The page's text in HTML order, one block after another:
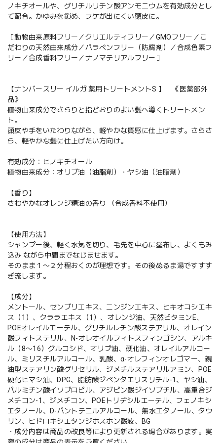
ノキチオールや、グリチルリチン酸アンモ二ウムを有効成分とし
て配合。かゆみを鎖め、フケが出にくい頭皮に。
［動物由来原料フリー／クリエルティフリー／GMOフリー／こ
だわりの天然由来成分／パラベンフリー（防腐剤）／合成色素フ
リー／合成香料フリー／ナノマテリアルフリー］
【ナンバースリー イルガ 薬用トリートメントS 】 《医薬部外
品》
植物由来成分でさらりと指どおりのよい髪へ導くトリートメン
ト。
頭皮や手をいたわりながら、軽やかな質感に仕上げます。さらさ
ら、軽やかな髪に仕上げたい方向け。
有効成分：ヒノキチオール
植物由来成分：オリブ油（油脂剤）・ヤシ油（油脂剤）
【香り】
さわやかなオレンジ精油の香り （合成香料不使用）
【使用方法】
シャンプー後、軽く水気を切り、毛先を中心に塗布し、よくもみ
込み ながら中間までなじませます。
そのまま１〜２分程おくのが理想です。その後ぬるま湯ですすす
ぎ流します。
【成分】
メントール、センブリエキス、ニンジンエキス、ヒキオコシエキ
ス（1）、クララエキス（1）、オレンジ油、天然ビタミンE、
POEオレイルエーテル、グリチルレチン酸ステアリル、オレイン
酸フィトステリル、N-オレオイルフィトスフィンゴシン、アルキ
ル（8〜16）グルコシド、オリブ油、硬化油、オレイルアルコー
ル、ミリスチルアルコール、乳酸、α-オレフィンオレゴマー、親
油型ステアリン酸グリセリル、ジメチルステアリルアミン、POE
硬化ヒマシ油、DPG、脂肪酸ジペンタエリスリチル-1、ヤシ油、
パルミチン酸イソプロピル、アジピン酸ジイソブチル、高重合ジ
メチコン-1、ジメチコン、POEトリデシルエーテル、フェノキシ
エタノール、D-パントテニルアルコール、無水エタノール、タウ
リン、ヒドロキシエタンジホスホン酸液、BG
・成分内容は商品の改良等により更新される場合があります。実